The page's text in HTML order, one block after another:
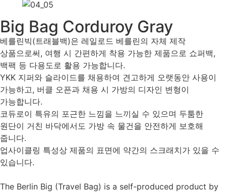
Big Bag Corduroy Gray
베를린빅(트래블백)은 레일로드 베를린의 자체 제작
상품으로써, 여행 시 간편하게 착용 가능한 제품으로 쇼퍼백,
백팩 등 다용도로 활용 가능합니다.
YKK 지퍼와 슬라이드를 채용하여 견고하게 오랫동안 사용이
가능하고, 버클 오픈과 채용 시 가방의 디자인 변형이
가능합니다.
코듀로이 특유의 포근한 느낌을 느끼실 수 있으며 두툼한
원단이 거친 바닥에서도 가방 속 물건을 안전하게 보호해
줍니다.
업사이클링 특성상 제품의 표면에 약간의 스크래치가 있을 수
있습니다.
The Berlin Big (Travel Bag) is a self-produced product by